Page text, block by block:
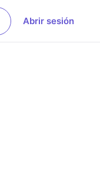
Abrir sesión